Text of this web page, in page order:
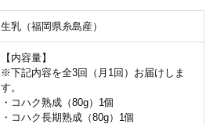
生乳（福岡県糸島産）
【内容量】
※下記内容を全3回（月1回）お届けしま
す。
・コハク熟成（80g）1個
・コハク長期熟成（80g）1個